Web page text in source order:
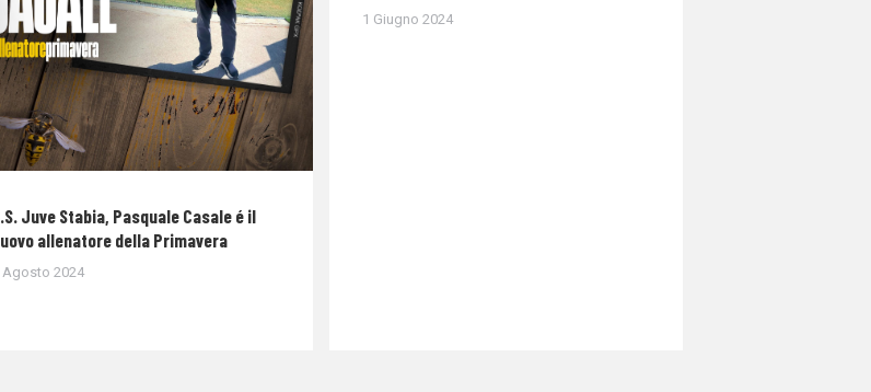
Juve Stabia, Pasquale Casale é il
allenatore della Primavera
Agosto 2024
1 Giugno 2024